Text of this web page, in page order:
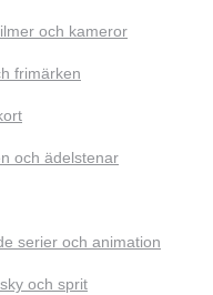
och kameror
frimärken
och ädelstenar
serier och animation
och sprit